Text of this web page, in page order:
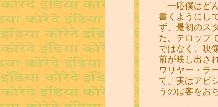
一応僕はど
書くようにし
ず、最初のス
た。テロップ
ではなく、映
前が映し出さ
ワリヤー・ラ
て、実はアビ
うのは客をお